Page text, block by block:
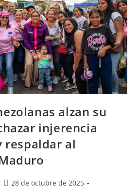
alzan su
injerencia
respaldar al
28 de octubre de 2025